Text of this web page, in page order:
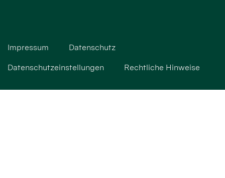
Impressum Datenschutz
Datenschutzeinstellungen Rechtliche Hinweise